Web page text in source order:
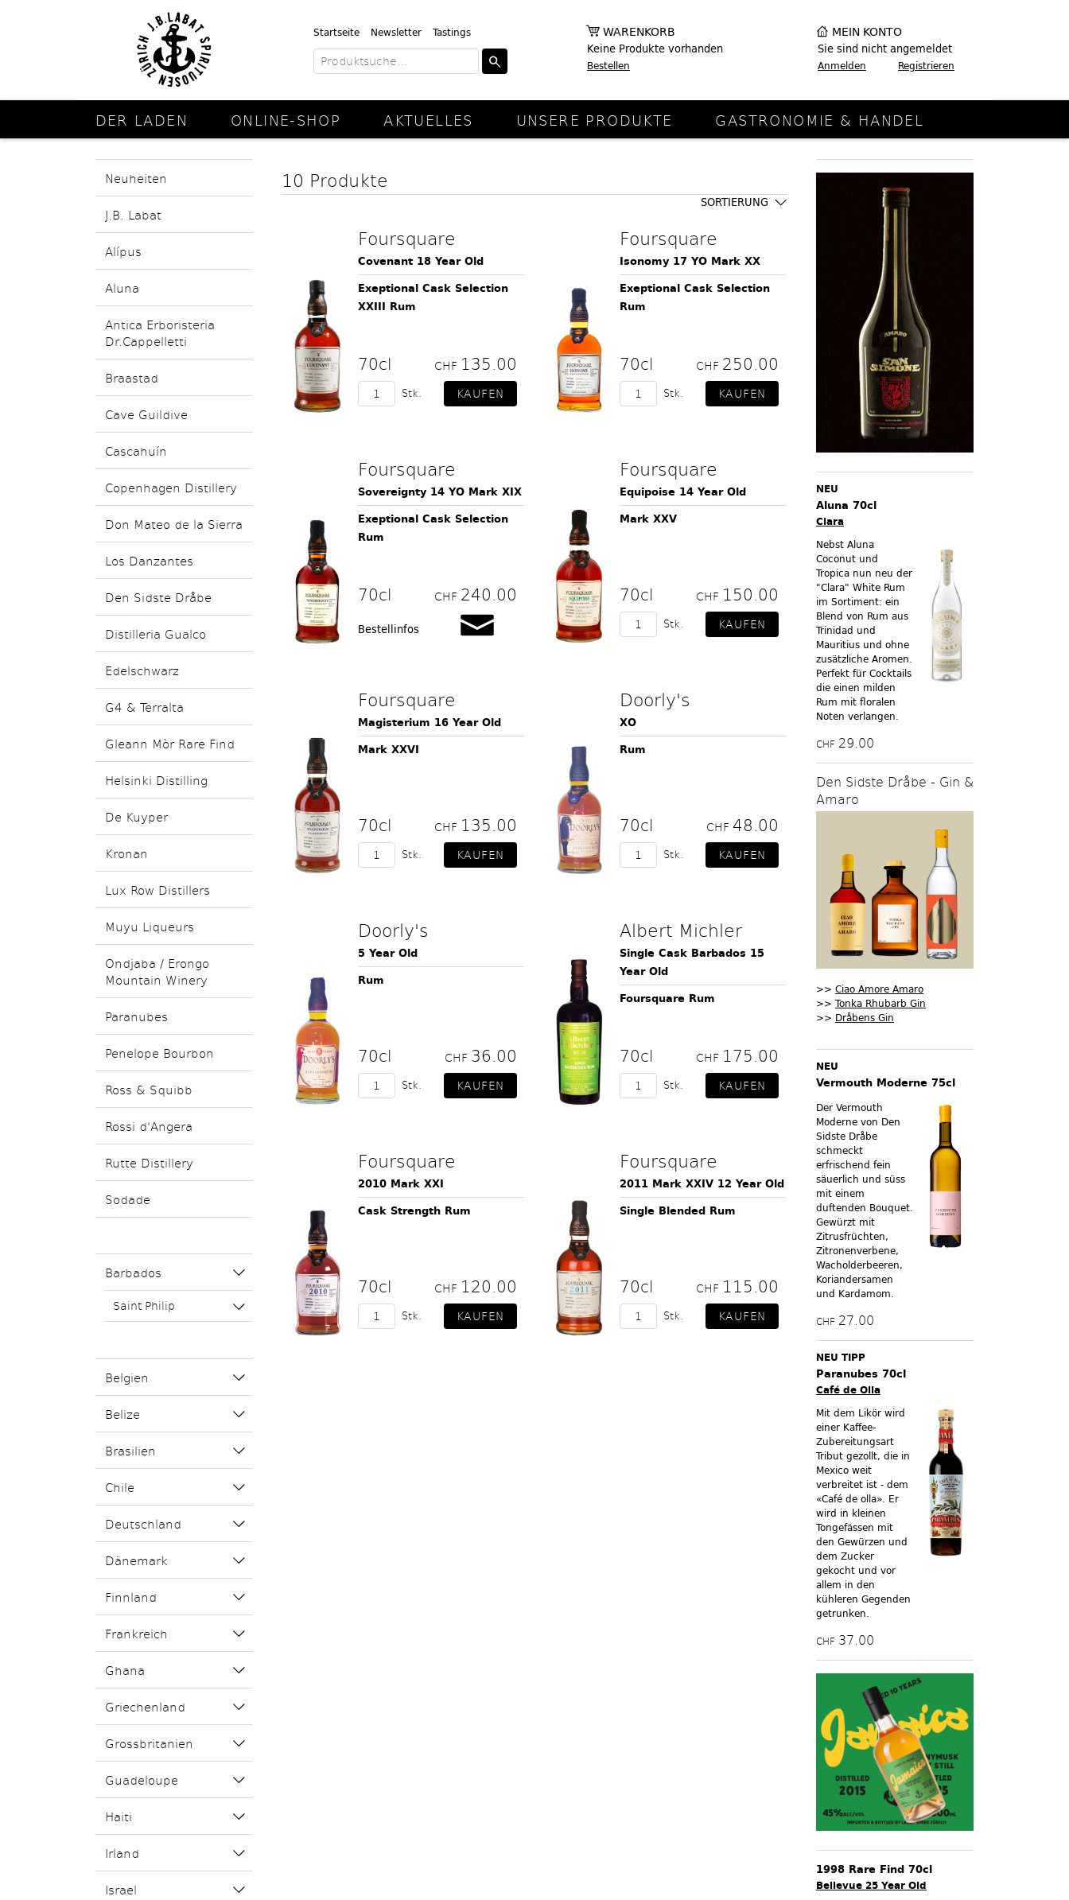
Startseite Newsletter Tastings WARENKORB
Keine Produkte vorhanden
Bestellen
MEIN KONTO
Sie sind nicht angemeldet
Anmelden Registrieren
DER LADEN ONLINE-SHOP AKTUELLES UNSERE PRODUKTE GASTRONOMIE & HANDEL
Neuheiten
J.B. Labat
Alípus
Aluna
Antica Erboristeria
Dr.Cappelletti
Braastad
Cave Guildive
Cascahuín
Copenhagen Distillery
Don Mateo de la Sierra
Los Danzantes
Den Sidste Dråbe
Distilleria Gualco
Edelschwarz
G4 & Terralta
Gleann Mòr Rare Find
Helsinki Distilling
De Kuyper
Kronan
Lux Row Distillers
Muyu Liqueurs
Ondjaba / Erongo
Mountain Winery
Paranubes
Penelope Bourbon
Ross & Squibb
Rossi d'Angera
Rutte Distillery
Sodade
Barbados
Saint Philip
Belgien
Belize
Brasilien
Chile
Deutschland
Dänemark
Finnland
Frankreich
Ghana
Griechenland
Grossbritanien
Guadeloupe
Haiti
Irland
Israel
10 Produkte
SORTIERUNG
Foursquare
Covenant 18 Year Old
Exeptional Cask Selection
XXIII Rum
70cl CHF 135.00
Stk.
Foursquare
Isonomy 17 YO Mark XX
Exeptional Cask Selection
Rum
70cl CHF 250.00
Stk.
Foursquare
Sovereignty 14 YO Mark XIX
Exeptional Cask Selection
Rum
70cl CHF 240.00
Bestellinfos
Foursquare
Equipoise 14 Year Old
Mark XXV
70cl CHF 150.00
Stk.
Foursquare
Magisterium 16 Year Old
Mark XXVI
70cl CHF 135.00
Stk.
Doorly's
XO
Rum
70cl CHF 48.00
Stk.
Doorly's
5 Year Old
Rum
70cl CHF 36.00
Stk.
Albert Michler
Single Cask Barbados 15
Year Old
Foursquare Rum
70cl CHF 175.00
Stk.
Foursquare
2010 Mark XXI
Cask Strength Rum
70cl CHF 120.00
Stk.
Foursquare
2011 Mark XXIV 12 Year Old
Single Blended Rum
70cl CHF 115.00
Stk.
NEU
Aluna 70cl
Clara
Nebst Aluna
Coconut und
Tropica nun neu der
"Clara" White Rum
im Sortiment: ein
Blend von Rum aus
Trinidad und
Mauritius und ohne
zusätzliche Aromen.
Perfekt für Cocktails
die einen milden
Rum mit floralen
Noten verlangen.
CHF 29.00
Den Sidste Dråbe - Gin &
Amaro
>> Ciao Amore Amaro
>> Tonka Rhubarb Gin
>> Dråbens Gin
NEU
Vermouth Moderne 75cl
Der Vermouth
Moderne von Den
Sidste Dråbe
schmeckt
erfrischend fein
säuerlich und süss
mit einem
duftenden Bouquet.
Gewürzt mit
Zitrusfrüchten,
Zitronenverbene,
Wacholderbeeren,
Koriandersamen
und Kardamom.
CHF 27.00
NEU TIPP
Paranubes 70cl
Café de Olla
Mit dem Likör wird
einer Kaffee-
Zubereitungsart
Tribut gezollt, die in
Mexico weit
verbreitet ist - dem
«Café de olla». Er
wird in kleinen
Tongefässen mit
den Gewürzen und
dem Zucker
gekocht und vor
allem in den
kühleren Gegenden
getrunken.
CHF 37.00
1998 Rare Find 70cl
Bellevue 25 Year Old